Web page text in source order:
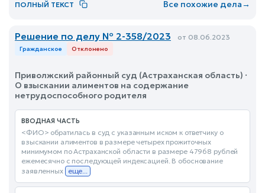
ПОЛНЫЙ ТЕКСТ Все похожие дела→
Решение по делу № 2-358/2023 от 08.06.2023
Гражданское Отклонено
Приволжский районный суд (Астраханская область) ·
О взыскании алиментов на содержание
нетрудоспособного родителя
ВВОДНАЯ ЧАСТЬ
<ФИО> обратилась в суд с указанным иском к ответчику о
взыскании алиментов в размере четырех прожиточных
минимумом по Астраханской области в размере 47968 рублей
ежемесячно с последующей индексацией. В обоснование
заявленных еще...